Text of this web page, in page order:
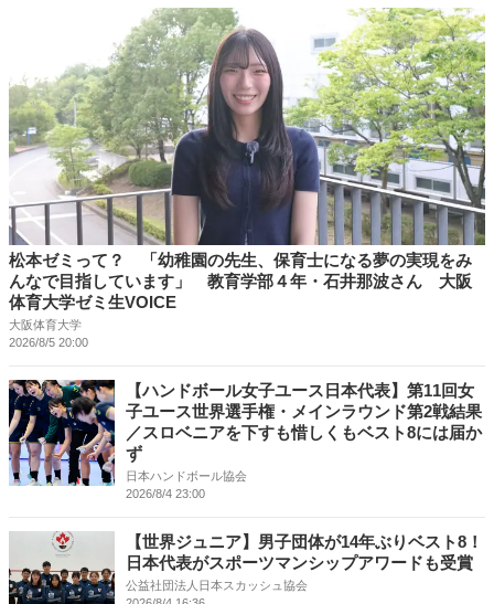
松本ゼミって？ 「幼稚園の先生、保育士になる夢の実現をみ
んなで目指しています」 教育学部４年・石井那波さん 大阪
体育大学ゼミ生VOICE
大阪体育大学
2026/8/5 20:00
【ハンドボール女子ユース日本代表】第11回女
子ユース世界選手権・メインラウンド第2戦結果
／スロベニアを下すも惜しくもベスト8には届か
ず
日本ハンドボール協会
2026/8/4 23:00
【世界ジュニア】男子団体が14年ぶりベスト8！
日本代表がスポーツマンシップアワードも受賞
公益社団法人日本スカッシュ協会